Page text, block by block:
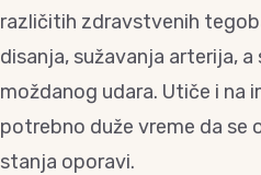
različitih zdravstvenih
disanja, sužavanja arterija,
moždanog udara. Utiče i na
potrebno duže vreme da se
stanja oporavi.